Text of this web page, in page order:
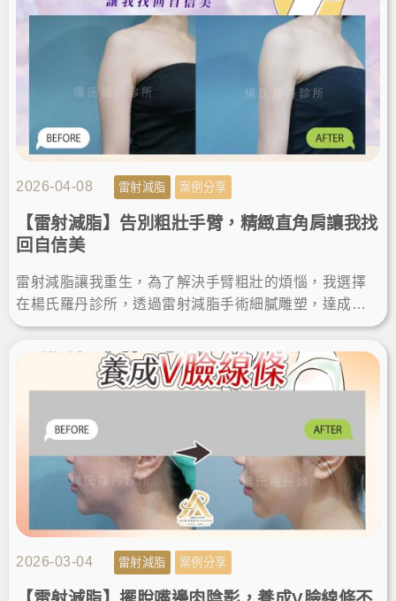
2026-04-08 雷射減脂 案例分享
【雷射減脂】告別粗壯手臂，精緻直角肩讓我找
回自信美
雷射減脂讓我重生，為了解決手臂粗壯的煩惱，我選擇
在楊氏羅丹診所，透過雷射減脂手術細膩雕塑，達成瘦
手臂夢想。術後效果自然，體態視覺更顯瘦，變身直角
肩找回自信美。
2026-03-04 雷射減脂 案例分享